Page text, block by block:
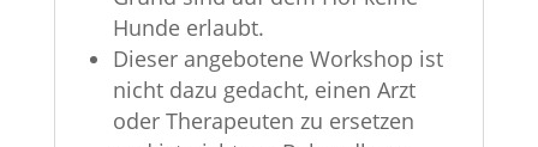
Hunde erlaubt.
Dieser angebotene Workshop ist
nicht dazu gedacht, einen Arzt
oder Therapeuten zu ersetzen